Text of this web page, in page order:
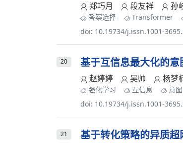
郑巧月 段友祥 孙
答案选择 Transformer
doi: 10.19734/j.issn.1001-
20 基于互信息最大化的
赵婷婷 吴帅 杨梦
强化学习 互信息
意
doi: 10.19734/j.issn.1001-
21 基于转化策略的异质超